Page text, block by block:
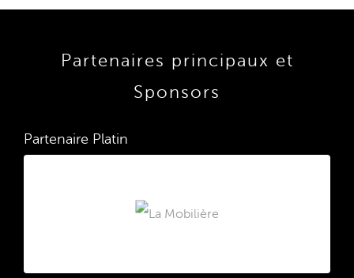
Partenaires principaux et
Sponsors
Partenaire Platin